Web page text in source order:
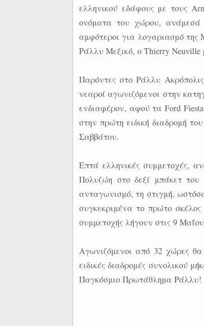
ελληνικού εδάφους με τους
ονόματα του χώρου, ανάμεσά
αμφότεροι για λογαριασμό της
Ράλλυ Μεξικό, o Thierry Neuville
Παρόντες στο Ράλλυ
νεαροί αγωνιζόμενοι στην
ενδιαφέρον, αφού τα Ford
στην πρώτη ειδική διαδρομή
Σαββάτου.
Επτά ελληνικές συμμετοχές,
Πολυζώη στο δεξί μπάκετ του
ανταγωνισμό, τη στιγμή,
συγκεκριμένα το πρώτο
συμμετοχής λήγουν στις 9
Αγωνιζόμενοι από 32 χώρες
ειδικές διαδρομές συνολικού
Παγκόσμιο Πρωτάθλημα Ράλλυ!